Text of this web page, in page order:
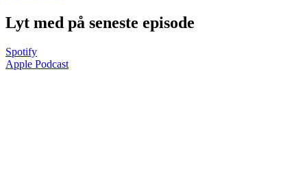
Lyt med på seneste episode
Spotify
Apple Podcast